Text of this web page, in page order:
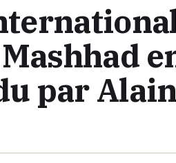
par Alain